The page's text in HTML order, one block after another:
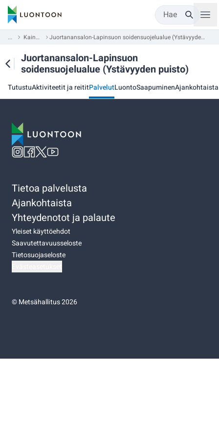
Hae
... Kainuu Juortanansalon-Lapinsuon soidensuojelualue (Ystävyyden puisto)
Juortanansalon-Lapinsuon
soidensuojelualue (Ystävyyden puisto)
TutustuAktiviteetit ja reititPalvelutLuontoSaapuminenAjankohtaista
Tietoa palvelusta
Ajankohtaista
Yhteydenotot ja palaute
Yleiset käyttöehdot
Saavutettavuusseloste
Tietosuojaseloste
©Metsähallitus 2026